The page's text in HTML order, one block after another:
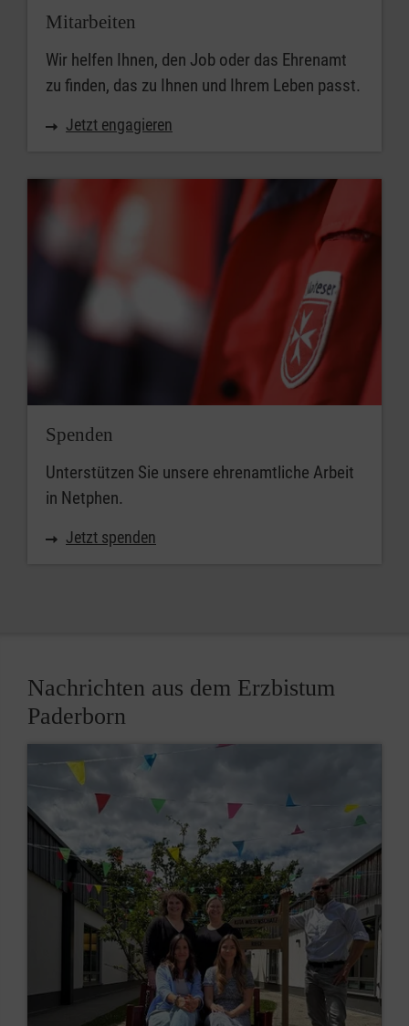
Mitarbeiten
Wir helfen Ihnen, den Job oder das Ehrenamt
zu finden, das zu Ihnen und Ihrem Leben passt.
Jetzt engagieren
Spenden
Unterstützen Sie unsere ehrenamtliche Arbeit
in Netphen.
Jetzt spenden
Nachrichten aus dem Erzbistum
Paderborn